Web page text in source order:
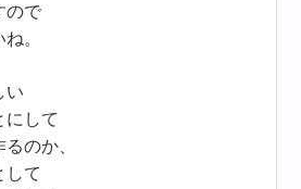
ので
。
い
にして
のか、
して